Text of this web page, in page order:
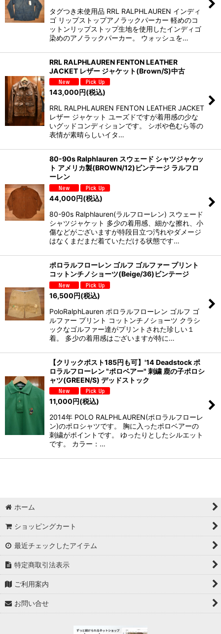
タグつき未使用品 RRL RALPHLAUREN インディ
ゴ リップストップアノラックパーカー 軽めのコ
ットンリップストップ生地を使用したインディゴ
染めのアノラックパーカー。 ウォッシュを…
RRL RALPHLAUREN FENTON LEATHER
JACKET レザー ジャケット(Brown/S)中古
143,000円(税込)
RRL RALPHLAUREN FENTON LEATHER JACKET
レザー ジャケット ユーズドですが着用感の少な
いグッドコンディションです。 シボや色むら等の
表情が素晴らしいイタ…
80-90s Ralphlauren スウェード シャツジャケッ
ト アメリカ製(BROWN/12)ビンテージ ラルフロ
ーレン
44,000円(税込)
80-90s Ralphlauren(ラルフローレン) スウェード
シャツジャケット 多少の着用感、細かな擦れ、小
傷などがございますが特段目立つ汚れやダメージ
はなくまだまだ着ていただける状態です…
ポロラルフローレン ゴルフ ゴルファー プリント
コットンチノショーツ(Beige/36)ビンテージ
16,500円(税込)
PoloRalphLauren ポロラルフローレン ゴルフ ゴ
ルファー プリント コットンチノショーツ クラシ
ックなゴルファー達がプリントされた珍しい１
着。 多少の着用感はございますが特に…
【クリックポスト185円も可】'14 Deadstock ポ
ロラルフローレン "ポロベアー" 刺繍 鹿の子ポロシ
ャツ(GREEN/S) デッドストック
11,000円(税込)
2014年 POLO RALPHLAUREN(ポロラルフローレ
ン)のポロシャツです。 胸に入ったポロベアーの
刺繍がポイントです。 ゆったりとしたシルエット
です。 カラー：…
ホーム
ショッピングカート
最近チェックしたアイテム
特定商取引法表示
ご利用案内
お問い合せ